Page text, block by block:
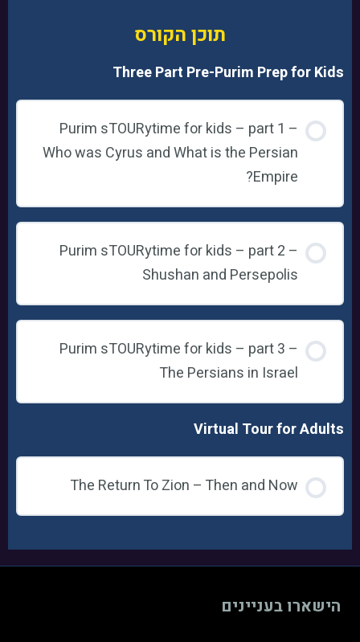
תוכן הקורס
Three Part Pre-Purim Prep for Kids
Purim sTOURytime for kids – part 1 –
Who was Cyrus and What is the Persian
Empire?
Purim sTOURytime for kids – part 2 –
Shushan and Persepolis
Purim sTOURytime for kids – part 3 –
The Persians in Israel
Virtual Tour for Adults
The Return To Zion – Then and Now
הישארו בעניינים